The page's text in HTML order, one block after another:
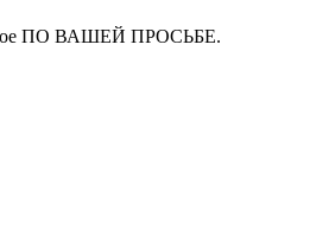
ПО ВАШЕЙ ПРОСЬБЕ.